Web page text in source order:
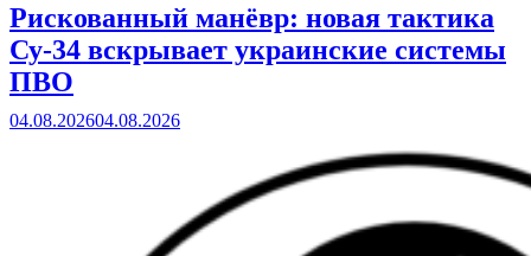
Рискованный манёвр: новая тактика
Су-34 вскрывает украинские системы
ПВО
04.08.202604.08.2026